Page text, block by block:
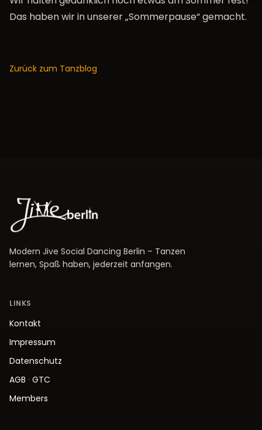
Das haben wir in unserer „Sommerpause“ gemacht.
Zurück zum Tanzblog
Modern Jive Social Dancing Berlin – Tanzen
lernen, Spaß haben, jederzeit anfangen.
LINKS
Kontakt
Impressum
Datenschutz
AGB · GTC
Members